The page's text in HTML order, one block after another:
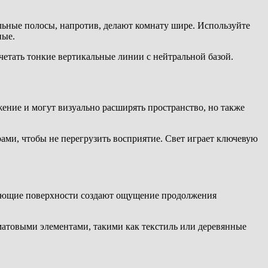
полосы, напротив, делают комнату шире. Используйте
тонкие вертикальные линии с нейтральной базой.
и могут визуально расширять пространство, но также
чтобы не перегрузить восприятие. Свет играет ключевую
поверхности создают ощущение продолжения
элементами, такими как текстиль или деревянные